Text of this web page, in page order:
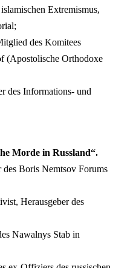
Extremismus,
des Komitees
(Apostolische Orthodoxe
des Informations- und
Morde in Russland“.
des Boris Nemtsov Forums
Herausgeber des
Nawalnys Stab in